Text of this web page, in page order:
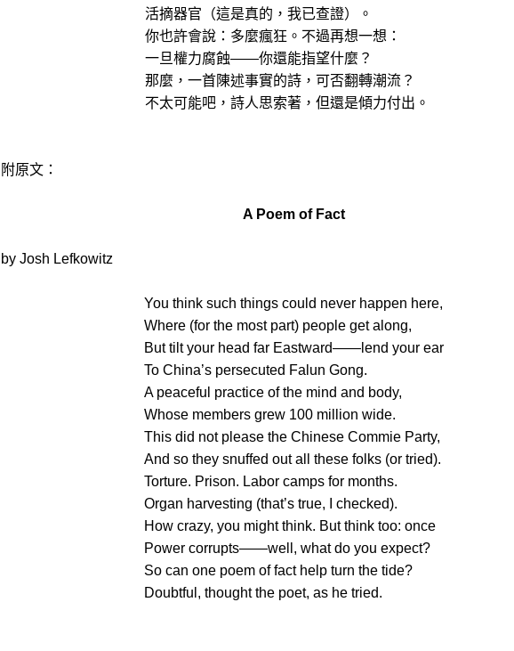
活摘器官（這是真的，我已查證）。
你也許會說：多麼瘋狂。不過再想一想：
一旦權力腐蝕——你還能指望什麼？
那麼，一首陳述事實的詩，可否翻轉潮流？
不太可能吧，詩人思索著，但還是傾力付出。
附原文：
A Poem of Fact
by Josh Lefkowitz
You think such things could never happen here,
Where (for the most part) people get along,
But tilt your head far Eastward——lend your ear
To China’s persecuted Falun Gong.
A peaceful practice of the mind and body,
Whose members grew 100 million wide.
This did not please the Chinese Commie Party,
And so they snuffed out all these folks (or tried).
Torture. Prison. Labor camps for months.
Organ harvesting (that’s true, I checked).
How crazy, you might think. But think too: once
Power corrupts——well, what do you expect?
So can one poem of fact help turn the tide?
Doubtful, thought the poet, as he tried.